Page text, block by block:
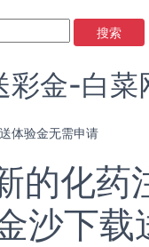
搜索
彩金-白菜
体验金无需申请
的化药
沙下载